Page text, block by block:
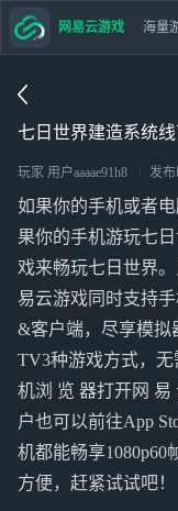
七日世界建造系统
玩家 用户aaaae91h8 发布
如果你的手机或者
果你的手机游玩七
戏来畅玩七日世界
易云游戏同时支持
&客户端，尽享模拟
TV3种游戏方式，
机浏 览 器打开网 易
户也可以前往App
机都能畅享1080p60
方便，赶紧试试吧！
网易云游戏 海量